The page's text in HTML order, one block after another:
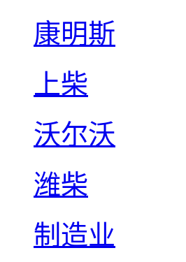
康明斯
上柴
沃尔沃
潍柴
制造业